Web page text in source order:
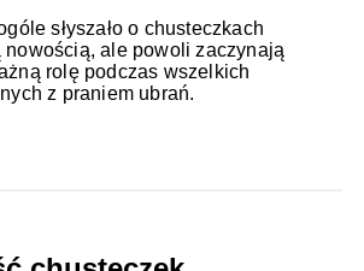
słyszało o chusteczkach
nowością, ale powoli zaczynają
rolę podczas wszelkich
z praniem ubrań.